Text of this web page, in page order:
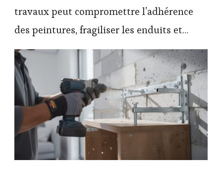
travaux peut compromettre l’adhérence
des peintures, fragiliser les enduits et…